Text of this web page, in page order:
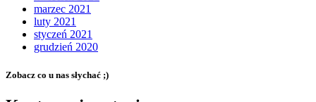
marzec 2021
luty 2021
styczeń 2021
grudzień 2020
Zobacz co u nas słychać ;)